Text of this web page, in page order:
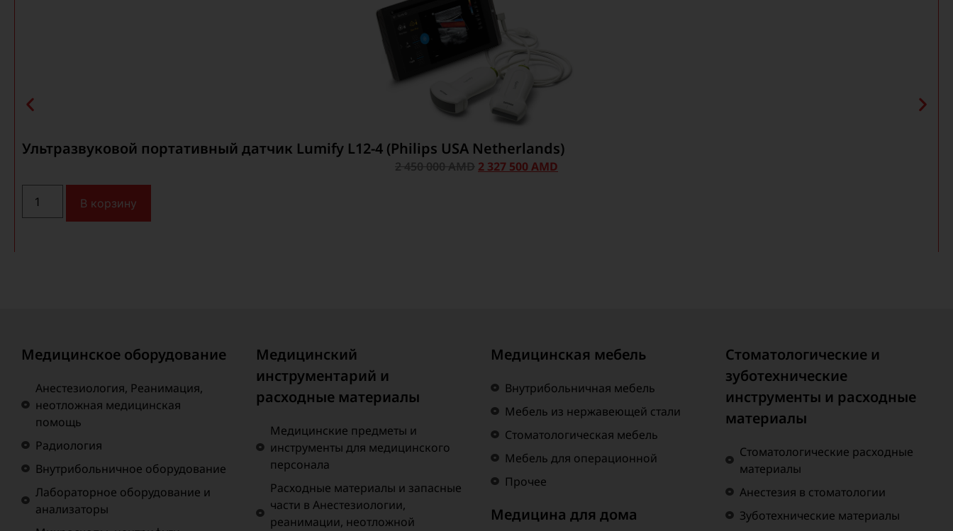
Ультразвуковой портативный датчик Lumify L12-4 (Philips USA Netherlands)
2 450 000AMD 2 327 500AMD
В корзину
Медицинское оборудование
Анестезиология, Реанимация,
неотложная медицинская
помощь
Радиология
Внутрибольничное оборудование
Лабораторное оборудование и
анализаторы
Медицинский
инструментарий и
расходные материалы
Медицинские предметы и
инструменты для медицинского
персонала
Расходные материалы и запасные
части в Анестезиологии,
реанимации, неотложной
Медицинская мебель
Внутрибольничная мебель
Мебель из нержавеющей стали
Стоматологическая мебель
Мебель для операционной
Прочее
Медицина для дома
Стоматологические и
зуботехнические
инструменты и расходные
материалы
Стоматологические расходные
материалы
Анестезия в стоматологии
Зуботехнические материалы